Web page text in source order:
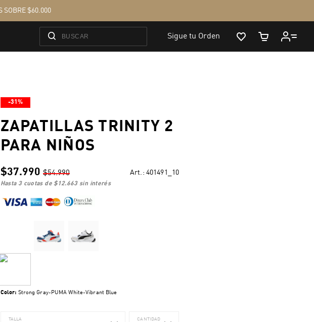
-31%
ZAPATILLAS TRINITY 2
PARA NIÑOS
$37.990 $54.990 Art.: 401491_10
hasta 3 cuotas de $12.663sin interés
Color: Strong Gray-PUMA White-Vibrant Blue
TALLA CANTIDAD